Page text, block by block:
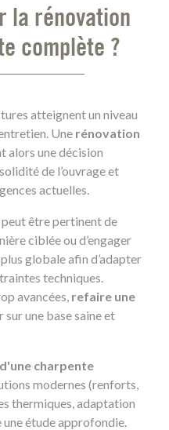
la rénovation
complète ?
atteignent un niveau
Une rénovation
alors une décision
de l’ouvrage et
actuelles.
être pertinent de
ciblée ou d’engager
plus globale afin d’adapter
techniques.
avancées, refaire une
une base saine et
charpente
modernes (renforts,
thermiques, adaptation
une étude approfondie.